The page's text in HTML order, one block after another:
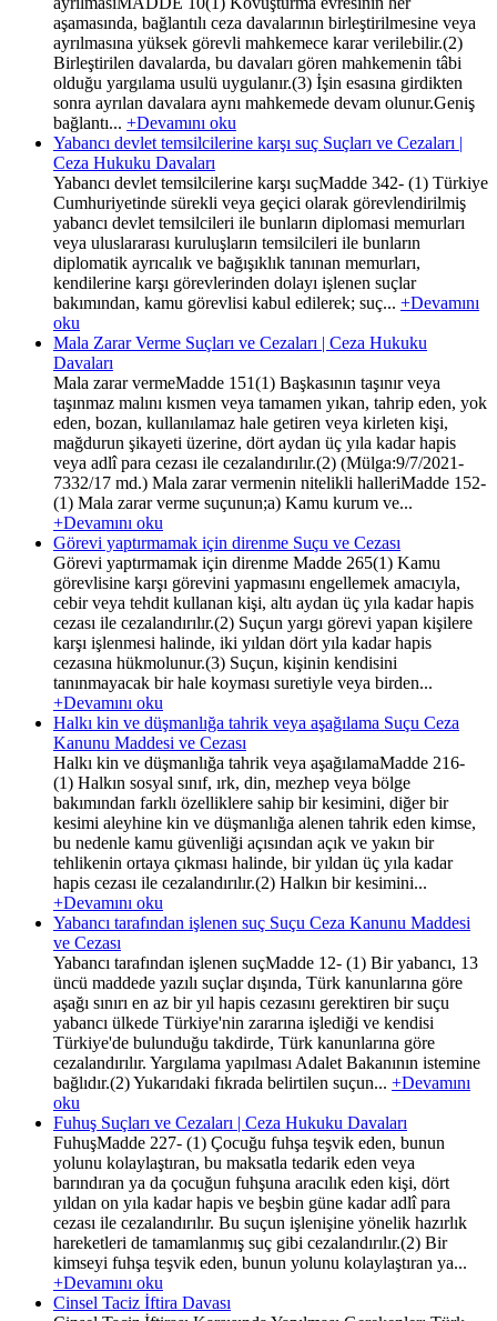
aşamasında, bağlantılı ceza davalarının birleştirilmesine veya
ayrılmasına yüksek görevli mahkemece karar verilebilir.(2)
Birleştirilen davalarda, bu davaları gören mahkemenin tâbi
olduğu yargılama usulü uygulanır.(3) İşin esasına girdikten
sonra ayrılan davalara aynı mahkemede devam olunur.Geniş
bağlantı... +Devamını oku
Yabancı devlet temsilcilerine karşı suç Suçları ve Cezaları |
Ceza Hukuku Davaları
Yabancı devlet temsilcilerine karşı suçMadde 342- (1) Türkiye
Cumhuriyetinde sürekli veya geçici olarak görevlendirilmiş
yabancı devlet temsilcileri ile bunların diplomasi memurları
veya uluslararası kuruluşların temsilcileri ile bunların
diplomatik ayrıcalık ve bağışıklık tanınan memurları,
kendilerine karşı görevlerinden dolayı işlenen suçlar
bakımından, kamu görevlisi kabul edilerek; suç... +Devamını
oku
Mala Zarar Verme Suçları ve Cezaları | Ceza Hukuku
Davaları
Mala zarar vermeMadde 151(1) Başkasının taşınır veya
taşınmaz malını kısmen veya tamamen yıkan, tahrip eden, yok
eden, bozan, kullanılamaz hale getiren veya kirleten kişi,
mağdurun şikayeti üzerine, dört aydan üç yıla kadar hapis
veya adlî para cezası ile cezalandırılır.(2) (Mülga:9/7/2021-
7332/17 md.) Mala zarar vermenin nitelikli halleriMadde 152-
(1) Mala zarar verme suçunun;a) Kamu kurum ve...
+Devamını oku
Görevi yaptırmamak için direnme Suçu ve Cezası
Görevi yaptırmamak için direnme Madde 265(1) Kamu
görevlisine karşı görevini yapmasını engellemek amacıyla,
cebir veya tehdit kullanan kişi, altı aydan üç yıla kadar hapis
cezası ile cezalandırılır.(2) Suçun yargı görevi yapan kişilere
karşı işlenmesi halinde, iki yıldan dört yıla kadar hapis
cezasına hükmolunur.(3) Suçun, kişinin kendisini
tanınmayacak bir hale koyması suretiyle veya birden...
+Devamını oku
Halkı kin ve düşmanlığa tahrik veya aşağılama Suçu Ceza
Kanunu Maddesi ve Cezası
Halkı kin ve düşmanlığa tahrik veya aşağılamaMadde 216-
(1) Halkın sosyal sınıf, ırk, din, mezhep veya bölge
bakımından farklı özelliklere sahip bir kesimini, diğer bir
kesimi aleyhine kin ve düşmanlığa alenen tahrik eden kimse,
bu nedenle kamu güvenliği açısından açık ve yakın bir
tehlikenin ortaya çıkması halinde, bir yıldan üç yıla kadar
hapis cezası ile cezalandırılır.(2) Halkın bir kesimini...
+Devamını oku
Yabancı tarafından işlenen suç Suçu Ceza Kanunu Maddesi
ve Cezası
Yabancı tarafından işlenen suçMadde 12- (1) Bir yabancı, 13
üncü maddede yazılı suçlar dışında, Türk kanunlarına göre
aşağı sınırı en az bir yıl hapis cezasını gerektiren bir suçu
yabancı ülkede Türkiye'nin zararına işlediği ve kendisi
Türkiye'de bulunduğu takdirde, Türk kanunlarına göre
cezalandırılır. Yargılama yapılması Adalet Bakanının istemine
bağlıdır.(2) Yukarıdaki fıkrada belirtilen suçun... +Devamını
oku
Fuhuş Suçları ve Cezaları | Ceza Hukuku Davaları
FuhuşMadde 227- (1) Çocuğu fuhşa teşvik eden, bunun
yolunu kolaylaştıran, bu maksatla tedarik eden veya
barındıran ya da çocuğun fuhşuna aracılık eden kişi, dört
yıldan on yıla kadar hapis ve beşbin güne kadar adlî para
cezası ile cezalandırılır. Bu suçun işlenişine yönelik hazırlık
hareketleri de tamamlanmış suç gibi cezalandırılır.(2) Bir
kimseyi fuhşa teşvik eden, bunun yolunu kolaylaştıran ya...
+Devamını oku
Cinsel Taciz İftira Davası